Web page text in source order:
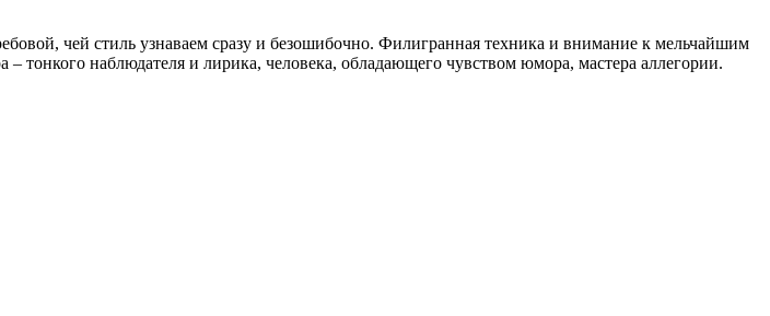
чей стиль узнаваем сразу и безошибочно. Филигранная техника и внимание к мельчайшим
тонкого наблюдателя и лирика, человека, обладающего чувством юмора, мастера аллегории.